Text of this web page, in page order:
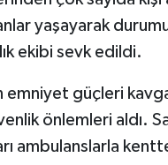
yaşayarak
ekibi sevk edildi.
emniyet güçleri
önlemleri aldı.
ambulanslarla